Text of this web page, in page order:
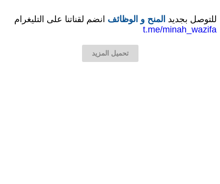
للتوصل بجديد المنح و الوظائف انضم لقناتنا على التليغرام
t.me/minah_wazifa
تحميل المزيد